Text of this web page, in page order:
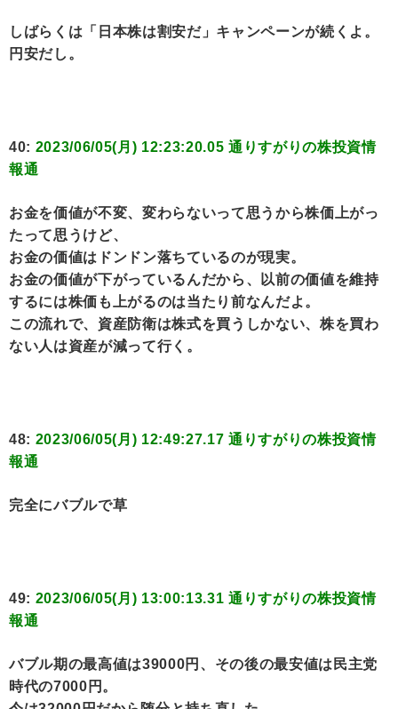
しばらくは「日本株は割安だ」キャンペーンが続くよ。
円安だし。
40: 2023/06/05(月) 12:23:20.05 通りすがりの株投資情
報通
お金を価値が不変、変わらないって思うから株価上がっ
たって思うけど、
お金の価値はドンドン落ちているのが現実。
お金の価値が下がっているんだから、以前の価値を維持
するには株価も上がるのは当たり前なんだよ。
この流れで、資産防衛は株式を買うしかない、株を買わ
ない人は資産が減って行く。
48: 2023/06/05(月) 12:49:27.17 通りすがりの株投資情
報通
完全にバブルで草
49: 2023/06/05(月) 13:00:13.31 通りすがりの株投資情
報通
バブル期の最高値は39000円、その後の最安値は民主党
時代の7000円。